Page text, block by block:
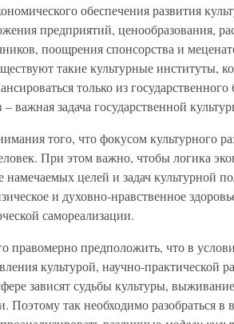
обеспечения развития
предприятий, ценообразования,
поощрения спонсорства и
такие культурные институты,
только из
важная задача государственной
того, что фокусом культурного
При этом важно, чтобы логика
намечаемых целей и задач культурной
и духовно-нравственное
самореализации.
правомерно предположить, что в
культурой, научно-практической
зависят судьбы культуры,
Поэтому так необходимо разобраться в